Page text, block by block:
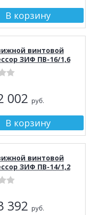
винтовой
ЗИФ ПВ-16/1,6
002 руб.
винтовой
ЗИФ ПВ-14/1,2
392 руб.